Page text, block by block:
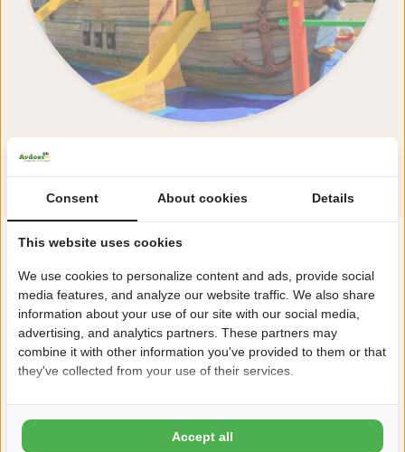
"In unserer Brasserie gibt es einen Indoor-
Spielplatz für Kinder. So können die Eltern
kulinarische Köstlichkeiten genießen,
während die Kinder spielen!"
Consent About cookies Details
This website uses cookies
We use cookies to personalize content and ads, provide social
media features, and analyze our website traffic. We also share
information about your use of our site with our social media,
advertising, and analytics partners. These partners may
combine it with other information you've provided to them or that
they've collected from your use of their services.
Accept all